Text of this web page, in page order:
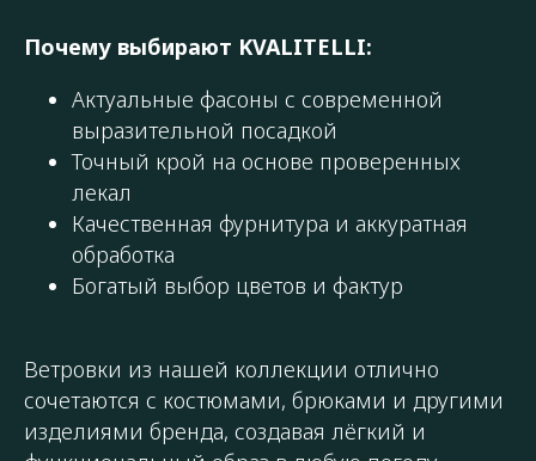
Почему выбирают KVALITELLI:
Актуальные фасоны с современной
выразительной посадкой
Точный крой на основе проверенных
лекал
Качественная фурнитура и аккуратная
обработка
Богатый выбор цветов и фактур
Ветровки из нашей коллекции отлично
сочетаются с костюмами, брюками и другими
изделиями бренда, создавая лёгкий и